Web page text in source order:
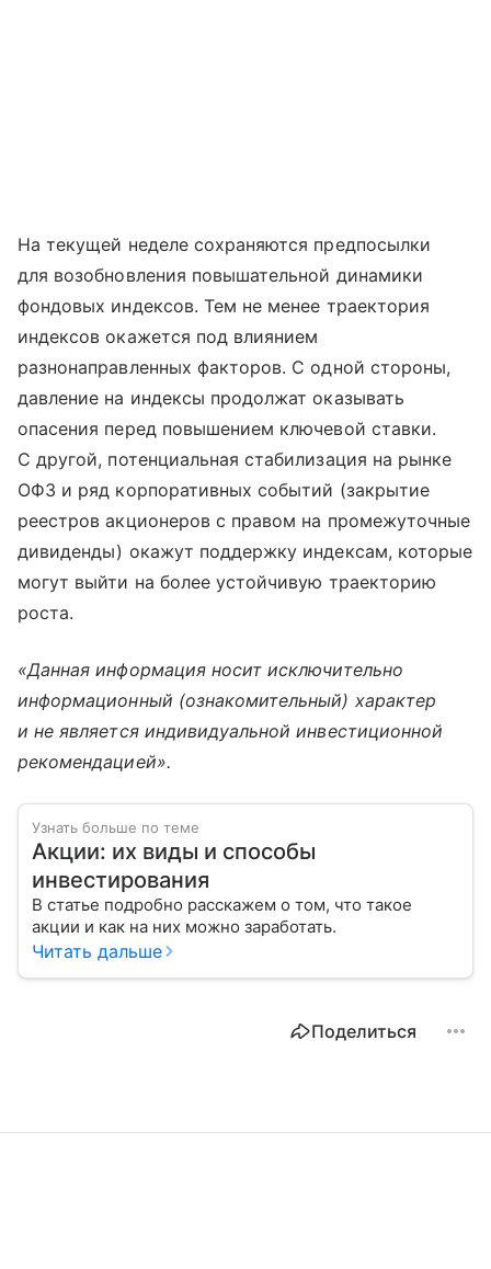
На текущей неделе сохраняются предпосылки
для возобновления повышательной динамики
фондовых индексов. Тем не менее траектория
индексов окажется под влиянием
разнонаправленных факторов. С одной стороны,
давление на индексы продолжат оказывать
опасения перед повышением ключевой ставки.
С другой, потенциальная стабилизация на рынке
ОФЗ и ряд корпоративных событий (закрытие
реестров акционеров с правом на промежуточные
дивиденды) окажут поддержку индексам, которые
могут выйти на более устойчивую траекторию
роста.
«Данная информация носит исключительно
информационный (ознакомительный) характер
и не является индивидуальной инвестиционной
рекомендацией».
Узнать больше по теме
Акции: их виды и способы
инвестирования
В статье подробно расскажем о том, что такое
акции и как на них можно заработать.
Читать дальше
Поделиться